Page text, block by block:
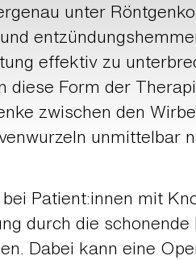
unter
effektiv zu
diese Form der
zwischen den
unmittelbar
Patient:innen mit
durch die
Dabei kann eine